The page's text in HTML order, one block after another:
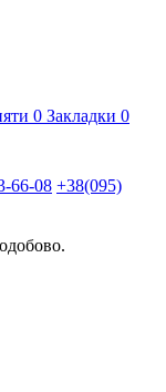
0 Закладки 0
66-08 +38(095)